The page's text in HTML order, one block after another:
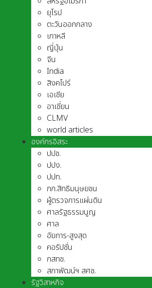
ยุโรป
ตะวันออกกลาง
เกาหลี
ญี่ปุ่น
จีน
India
สิงคโปร์
เอเชีย
อาเชี่ยน
CLMV
world articles
องค์กรอิสระ
ปปช.
ปปง.
ปปท.
กก.สิทธิมนุษยชน
ผู้ตรวจการแผ่นดิน
ศาลรัฐธรรมนูญ
ศาล
อัยการ-สูงสุด
คอรัปชั่น
กสทช.
สภาพัฒน์ฯ สศช.
รัฐวิสาหกิจ